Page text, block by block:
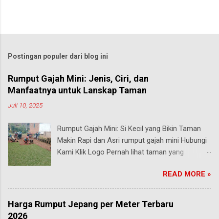
Postingan populer dari blog ini
Rumput Gajah Mini: Jenis, Ciri, dan
Manfaatnya untuk Lanskap Taman
Juli 10, 2025
Rumput Gajah Mini: Si Kecil yang Bikin Taman
Makin Rapi dan Asri rumput gajah mini Hubungi
Kami Klik Logo Pernah lihat taman yang
segar walau sering diinjak? Bisa jadi itu adalah
rumput gajah mini , salah satu jenis rumput
paling populer di Indonesia, terutama buat
taman rumah, taman kantor, hingga taman
READ MORE »
Harga Rumput Jepang per Meter Terbaru
2026